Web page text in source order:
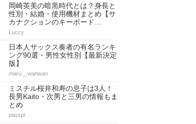
岡崎英美の暗黒時代とは？身長と
性別・結婚・使用機材まとめ【サ
カナクションのキーボード…
Luccy
日本人サックス奏者の有名ランキ
ング90選・男性女性別【最新決定
版】
maru._.wanwan
ミスチル桜井和寿の息子は3人！
長男Kaito・次男と三男の情報もま
とめ
passpi